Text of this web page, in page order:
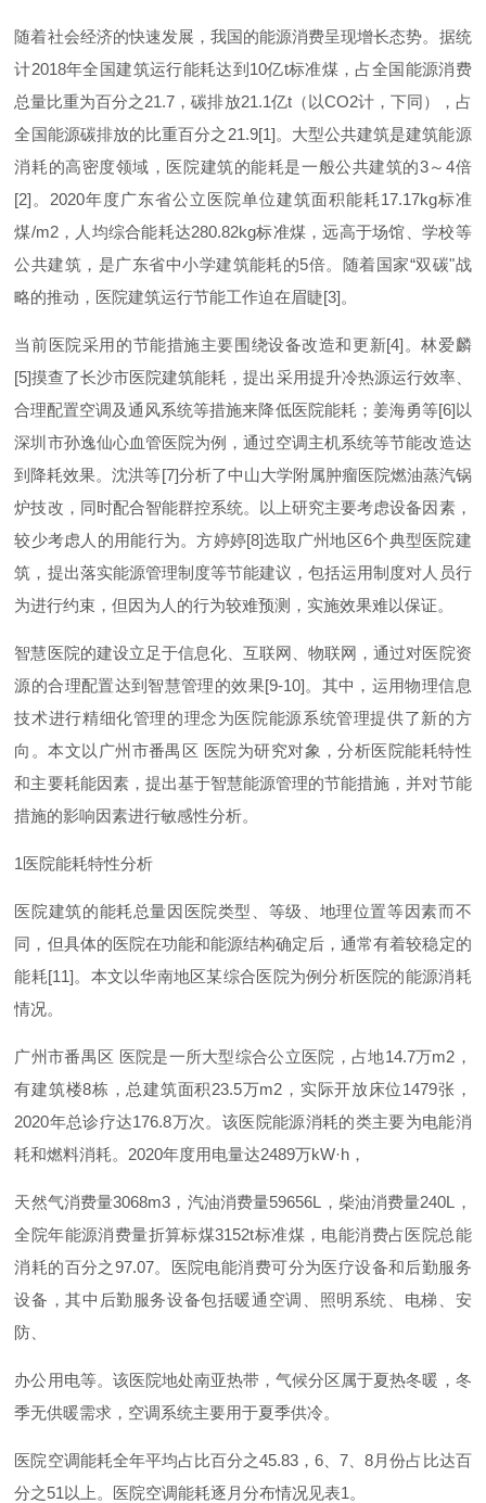
随着社会经济的快速发展，我国的能源消费呈现增长态势。据统
计2018年全国建筑运行能耗达到 10亿t标准煤，占全国能源消费
总量比重为百分之21.7 ，碳排放21.1亿t（ 以CO2计，下同），占
全国能源碳排放的比重百分之 21.9[1]。大型公共建筑是建筑能源
消耗的高密度领域，医院建筑的能耗是一般公共建筑的3～ 4倍
[2] 。 2020年度广东省公立医院单位建筑面积能耗17.17kg标准
煤/m2，人均综合能耗达280.82kg标准煤，远高于场馆、学校等
公共建筑，是广东省中小学建筑能耗的5倍。随着国家“双碳"战
略的推动，医院建筑运行节能工作迫在眉睫[3]。
当前医院采用的节能措施主要围绕设备改造和更新[4] 。林爱麟
[5]摸查了长沙市医院建筑能耗，提出采用提升冷热源运行效率、
合理配置空调及通风系统等措施来降低医院能耗；姜海勇等[6]以
深圳市孙逸仙心血管医院为例，通过空调主机系统等节能改造达
到降耗效果。沈洪等[7]分析了中山大学附属肿瘤医院燃油蒸汽锅
炉技改，同时配合智能群控系统。以上研究主要考虑设备因素，
较少考虑人的用能行为。方婷婷[8]选取广州地区6个典型医院建
筑，提出落实能源管理制度等节能建议，包括运用制度对人员行
为进行约束，但因为人的行为较难预测，实施效果难以保证。
智慧医院的建设立足于信息化、互联网、物联网，通过对医院资
源的合理配置达到智慧管理的效果[9-10]。其中，运用物理信息
技术进行精细化管理的理念为医院能源系统管理提供了新的方
向。本文以广州市番禺 区 医院为研究对象，分析医院能耗特性
和主要耗能因素，提出基于智慧能源管理的节能措施，并对节能
措施的影响因素进行敏感性分析。
1医院能耗特性分析
医院建筑的能耗总量因医院类型、等级、地理位置等因素而不
同，但具体的医院在功能和能源结构确定后，通常有着较稳定的
能耗[11]。本文以华南地区某综合医院为例分析医院的能源消耗
情况。
广州市番禺区 医院是一所大型综合公立医院，占地14.7万m2 ，
有建筑楼8栋，总建筑面积23.5万m2 ，实际开放床位1479张 ，
2020年总诊疗达176.8万次。该医院能源消耗的类主要为电能消
耗和燃料消耗。 2020年度用电量达2489万kW·h ，
天然气消费量3068m3 ，汽油消费量59656L ，柴油消费量240L ，
全院年能源消费量折算标煤3152t标准煤，电能消费占医院总能
消耗的百分之97.07。医院电能消费可分为医疗设备和后勤服务
设备，其中后勤服务设备包括暖通空调、照明系统、电梯、安
防、
办公用电等。该医院地处南亚热带，气候分区属于夏热冬暖，冬
季无供暖需求，空调系统主要用于夏季供冷。
医院空调能耗全年平均占比百分之45.83 ，6 、7 、8月份占比达百
分之51 以上。医院空调能耗逐月分布情况见表1 。